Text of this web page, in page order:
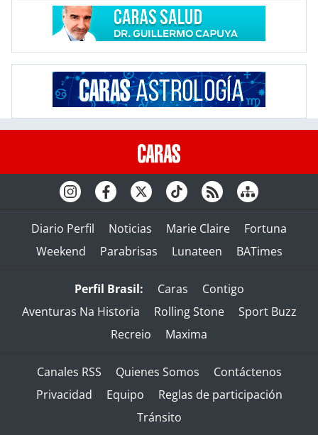
Diario Perfil Noticias Marie Claire
Fortuna
Weekend
Parabrisas Lunateen BATimes
Perfil Brasil: Caras
Contigo
Aventuras Na Historia
Rolling Stone
Sport Buzz
Recreio
Maxima
Canales RSS Quienes Somos
Contáctenos
Privacidad
Equipo
Reglas de participación
Tránsito